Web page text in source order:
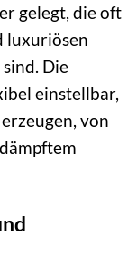
gelegt, die oft
luxuriösen
Die
einstellbar,
von